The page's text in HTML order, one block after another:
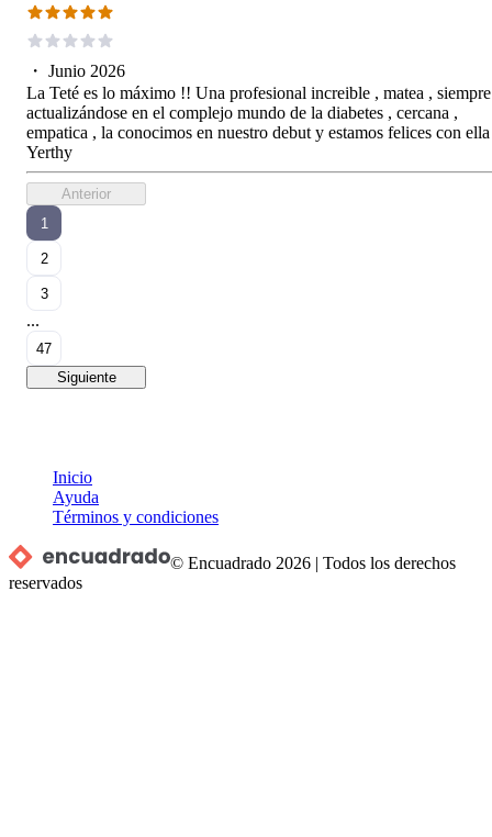
・ Junio 2026
La Teté es lo máximo !! Una profesional increible , matea , siempre
actualizándose en el complejo mundo de la diabetes , cercana ,
empatica , la conocimos en nuestro debut y estamos felices con ella
Yerthy
Anterior
1
2
3
...
47
Siguiente
Inicio
Ayuda
Términos y condiciones
© Encuadrado 2026 |Todos los derechos
reservados